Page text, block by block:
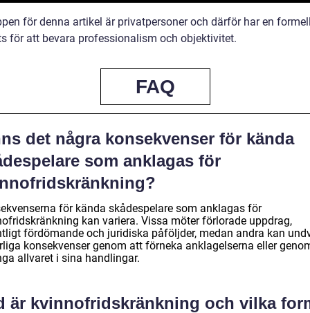
för denna artikel är privatpersoner och därför har en
för att bevara professionalism och objektivitet.
FAQ
det några konsekvenser för kända
som anklagas för
för kända skådespelare som anklagas för
kan variera. Vissa möter förlorade uppdrag,
fördömande och juridiska påföljder, medan andra kan
konsekvenser genom att förneka anklagelserna eller
allvaret i sina handlingar.
är kvinnofridskränkning och vilka